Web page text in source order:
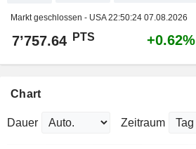
Markt geschlossen - USA22:50:24 07.08.2026
7’757.64 PTS +0.62%
Chart
Dauer Zeitraum